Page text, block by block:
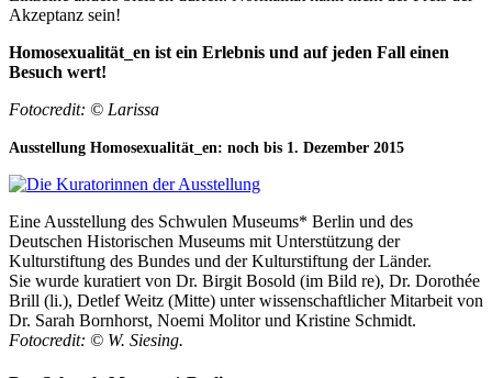
Akzeptanz sein!
Homosexualität_en ist ein Erlebnis und auf jeden Fall einen
Besuch wert!
Fotocredit: © Larissa
Ausstellung Homosexualität_en: noch bis 1. Dezember 2015
Eine Ausstellung des Schwulen Museums* Berlin und des
Deutschen Historischen Museums mit Unterstützung der
Kulturstiftung des Bundes und der Kulturstiftung der Länder.
Sie wurde kuratiert von Dr. Birgit Bosold (im Bild re), Dr. Dorothée
Brill (li.), Detlef Weitz (Mitte) unter wissenschaftlicher Mitarbeit von
Dr. Sarah Bornhorst, Noemi Molitor und Kristine Schmidt.
Fotocredit: © W. Siesing.